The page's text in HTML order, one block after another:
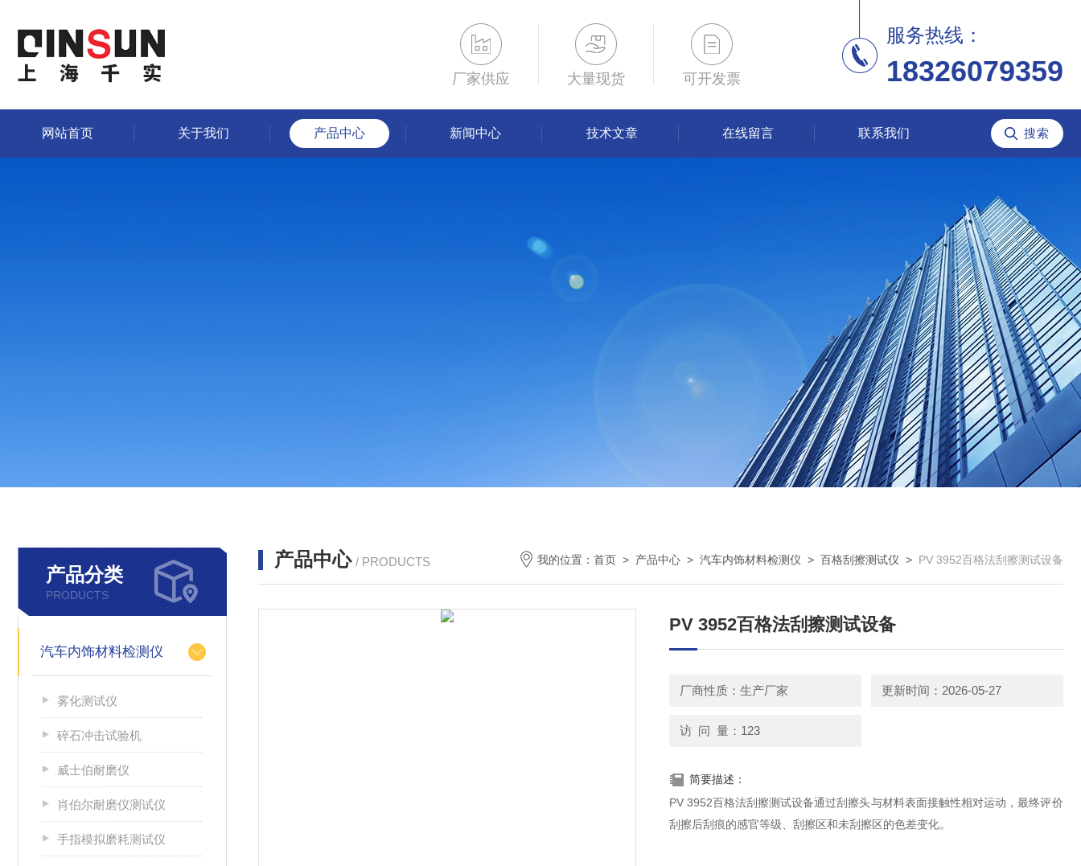
厂家供应 大量现货 可开发票
服务热线：
18326079359
网站首页 关于我们 产品中心 新闻中心 技术文章 在线留言 联系我们
产品分类
PRODUCTS
汽车内饰材料检测仪
雾化测试仪
碎石冲击试验机
威士伯耐磨仪
肖伯尔耐磨仪测试仪
手指模拟磨耗测试仪
产品中心 / PRODUCTS 我的位置： 首页 > 产品中心 > 汽车内饰材料检测仪 > 百格刮擦测试仪 > PV 3952百格法刮擦测试设备
PV 3952百格法刮擦测试设备
厂商性质：生产厂家 更新时间：2026-05-27
访 问 量：123
简要描述：
PV 3952百格法刮擦测试设备通过刮擦头与材料表面接触性相对运动，最终评价
刮擦后刮痕的感官等级、刮擦区和未刮擦区的色差变化。